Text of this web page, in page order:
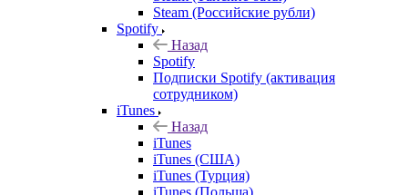
Steam (Российские рубли)
Spotify
Назад
Spotify
Подписки Spotify (активация
сотрудником)
iTunes
Назад
iTunes
iTunes (США)
iTunes (Турция)
iTunes (Польша)